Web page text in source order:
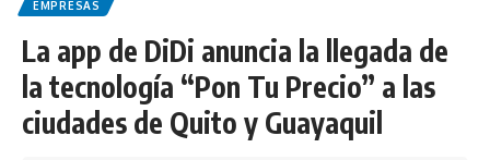
EMPRESAS
La app de DiDi anuncia la llegada de
la tecnología “Pon Tu Precio” a las
ciudades de Quito y Guayaquil